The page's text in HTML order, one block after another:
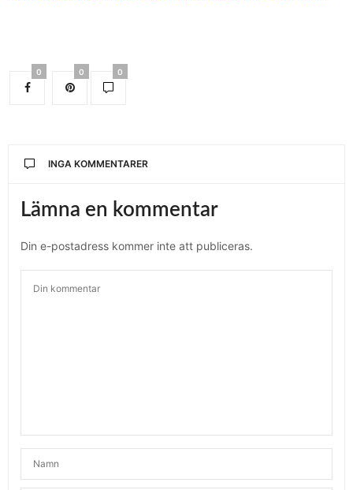
0 0 0
INGA KOMMENTARER
Lämna en kommentar
Din e-postadress kommer inte att publiceras.